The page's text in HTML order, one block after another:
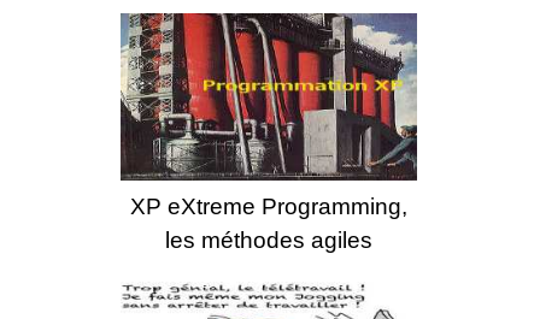
XP eXtreme Programming,
les méthodes agiles